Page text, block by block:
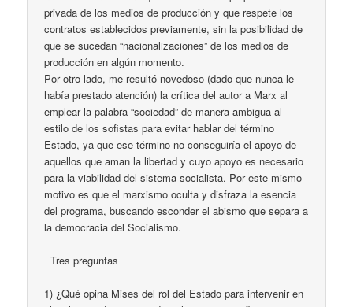
privada de los medios de producción y que respete los
contratos establecidos previamente, sin la posibilidad de
que se sucedan “nacionalizaciones” de los medios de
producción en algún momento.
Por otro lado, me resultó novedoso (dado que nunca le
había prestado atención) la crítica del autor a Marx al
emplear la palabra “sociedad” de manera ambigua al
estilo de los sofistas para evitar hablar del término
Estado, ya que ese término no conseguiría el apoyo de
aquellos que aman la libertad y cuyo apoyo es necesario
para la viabilidad del sistema socialista. Por este mismo
motivo es que el marxismo oculta y disfraza la esencia
del programa, buscando esconder el abismo que separa a
la democracia del Socialismo.
Tres preguntas
1) ¿Qué opina Mises del rol del Estado para intervenir en